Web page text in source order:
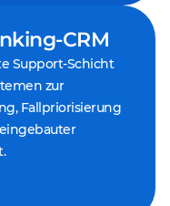
CRM
Support-Schicht
zur
Fallpriorisierung